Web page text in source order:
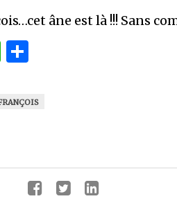
âne est là !!! Sans
WhatsApp